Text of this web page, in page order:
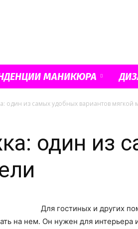
МАНИКЮРА
один из самых удобных вариантов мягкой
один из
Для гостиных и других
на нем. Он нужен для интерьера